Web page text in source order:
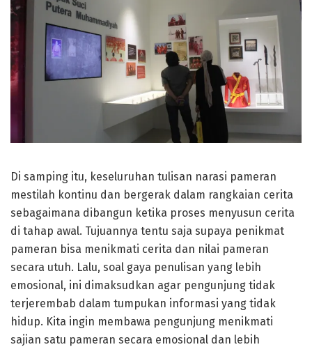
Di samping itu, keseluruhan tulisan narasi pameran
mestilah kontinu dan bergerak dalam rangkaian cerita
sebagaimana dibangun ketika proses menyusun cerita
di tahap awal. Tujuannya tentu saja supaya penikmat
pameran bisa menikmati cerita dan nilai pameran
secara utuh. Lalu, soal gaya penulisan yang lebih
emosional, ini dimaksudkan agar pengunjung tidak
terjerembab dalam tumpukan informasi yang tidak
hidup. Kita ingin membawa pengunjung menikmati
sajian satu pameran secara emosional dan lebih